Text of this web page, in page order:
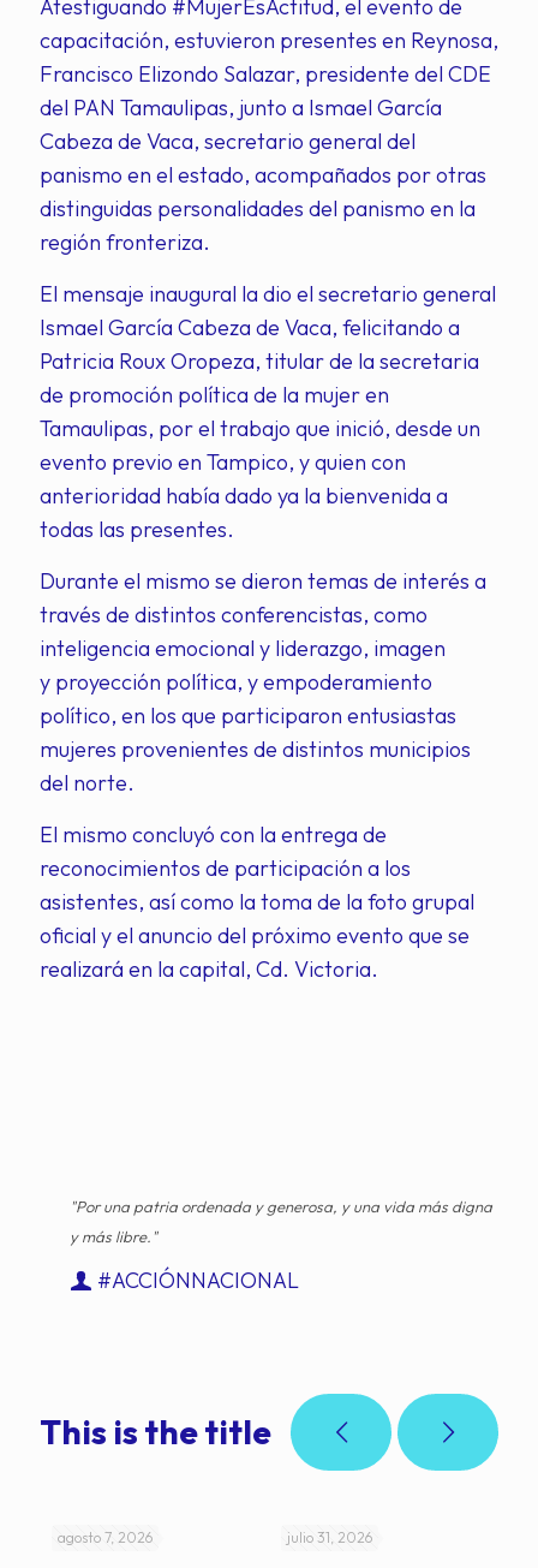
Atestiguando #MujerEsActitud, el evento de
capacitación, estuvieron presentes en Reynosa,
Francisco Elizondo Salazar, presidente del CDE
del PAN Tamaulipas, junto a Ismael García
Cabeza de Vaca, secretario general del
panismo en el estado, acompañados por otras
distinguidas personalidades del panismo en la
región fronteriza.
El mensaje inaugural la dio el secretario general
Ismael García Cabeza de Vaca, felicitando a
Patricia Roux Oropeza, titular de la secretaria
de promoción política de la mujer en
Tamaulipas, por el trabajo que inició, desde un
evento previo en Tampico, y quien con
anterioridad había dado ya la bienvenida a
todas las presentes.
Durante el mismo se dieron temas de interés a
través de distintos conferencistas, como
inteligencia emocional y liderazgo, imagen
y proyección política, y empoderamiento
político, en los que participaron entusiastas
mujeres provenientes de distintos municipios
del norte.
El mismo concluyó con la entrega de
reconocimientos de participación a los
asistentes, así como la toma de la foto grupal
oficial y el anuncio del próximo evento que se
realizará en la capital, Cd. Victoria.
"Por una patria ordenada y generosa, y una vida más digna
y más libre."
#ACCIÓNNACIONAL
This is the title
agosto 7, 2026 julio 31, 2026